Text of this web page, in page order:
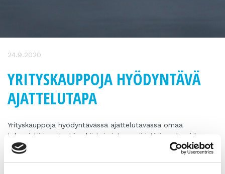
24.9.2020
YRITYSKAUPPOJA HYÖDYNTÄVÄ
AJATTELUTAPA
Yrityskauppoja hyödyntävässä ajattelutavassa omaa
tekemistä ja yritystä sekä toimintaympäristöä analysoidaan
niin, että liiketoiminnan osto ja myynti nähdään yhtenä
vaihtoehtona kehittää, kasvattaa ja uudistaa liiketoimintaa.